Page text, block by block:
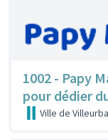
1002 - Papy
pour dédier
Ville de